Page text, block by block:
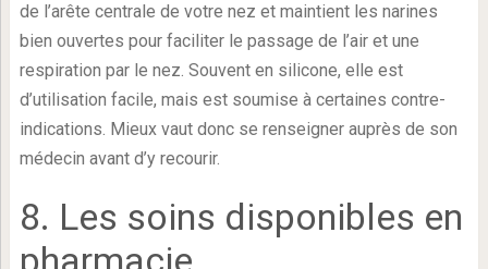
de l’arête centrale de votre nez et maintient les narines
bien ouvertes pour faciliter le passage de l’air et une
respiration par le nez. Souvent en silicone, elle est
d’utilisation facile, mais est soumise à certaines contre-
indications. Mieux vaut donc se renseigner auprès de son
médecin avant d’y recourir.
8. Les soins disponibles en